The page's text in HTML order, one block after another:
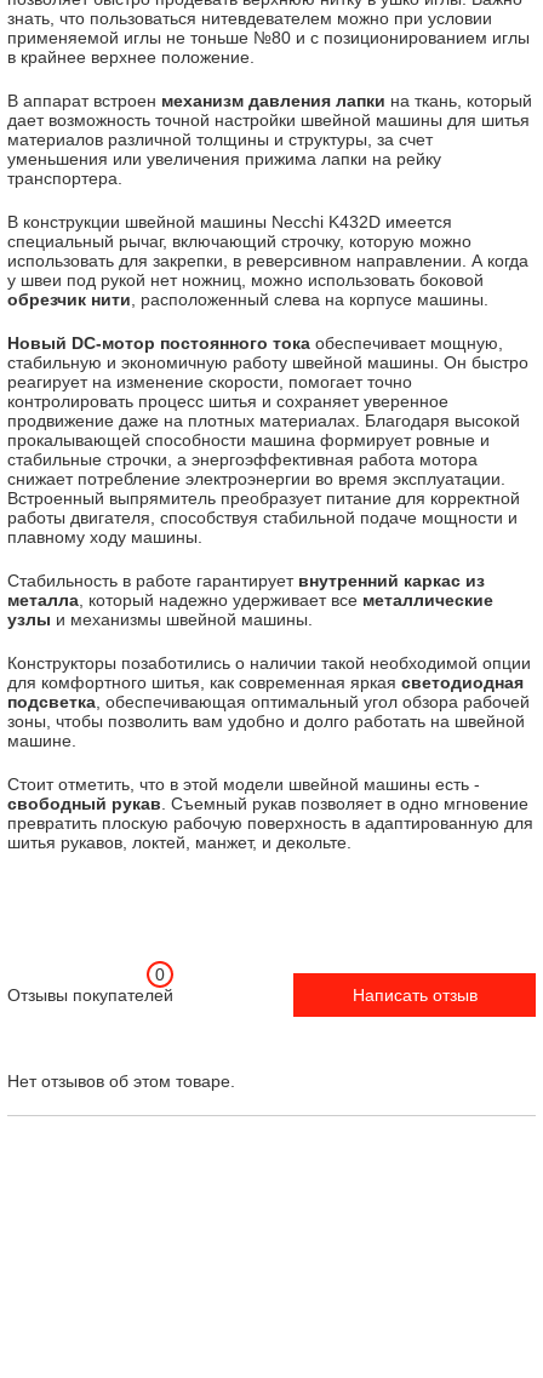
знать, что пользоваться нитевдевателем можно при условии
применяемой иглы не тоньше №80 и с позиционированием иглы
в крайнее верхнее положение.
В аппарат встроен механизм давления лапки на ткань, который
дает возможность точной настройки швейной машины для шитья
материалов различной толщины и структуры, за счет
уменьшения или увеличения прижима лапки на рейку
транспортера.
В конструкции швейной машины Necchi K432D имеется
специальный рычаг, включающий строчку, которую можно
использовать для закрепки, в реверсивном направлении. А когда
у швеи под рукой нет ножниц, можно использовать боковой
обрезчик нити , расположенный слева на корпусе машины.
Новый DC-мотор постоянного тока обеспечивает мощную,
стабильную и экономичную работу швейной машины. Он быстро
реагирует на изменение скорости, помогает точно
контролировать процесс шитья и сохраняет уверенное
продвижение даже на плотных материалах. Благодаря высокой
прокалывающей способности машина формирует ровные и
стабильные строчки, а энергоэффективная работа мотора
снижает потребление электроэнергии во время эксплуатации.
Встроенный выпрямитель преобразует питание для корректной
работы двигателя, способствуя стабильной подаче мощности и
плавному ходу машины.
Стабильность в работе гарантирует внутренний каркас из
металла , который надежно удерживает все металлические
узлы и механизмы швейной машины.
Конструкторы позаботились о наличии такой необходимой опции
для комфортного шитья, как современная яркая светодиодная
подсветка , обеспечивающая оптимальный угол обзора рабочей
зоны, чтобы позволить вам удобно и долго работать на швейной
машине.
Стоит отметить, что в этой модели швейной машины есть -
свободный рукав . Съемный рукав позволяет в одно мгновение
превратить плоскую рабочую поверхность в адаптированную для
шитья рукавов, локтей, манжет, и декольте.
Отзывы покупателей
0
Написать отзыв
Нет отзывов об этом товаре.